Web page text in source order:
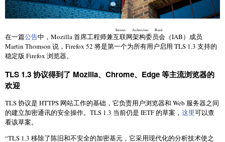
在一篇公告中，Mozilla 首席工程师兼互联网架构委员会
Internet Architecture Board
（IAB）成员
Martin Thomson 说，Firefox 52 将是第一个为所有用户启用 TLS 1.3 支持的
稳定版 Firefox 浏览器。
TLS 1.3 协议得到了 Mozilla、Chrome、Edge 等主流浏览器的
欢迎
TLS 协议是 HTTPS 网站工作的基础，它负责用户浏览器和 Web 服务器之间
的建立加密通讯的安全操作。TLS 1.3 当前仍是 IETF 的草案， 这里可以查
看该草案。
“TLS 1.3 移除了陈旧和不安全的加密基元，它采用现代化的分析技术使之